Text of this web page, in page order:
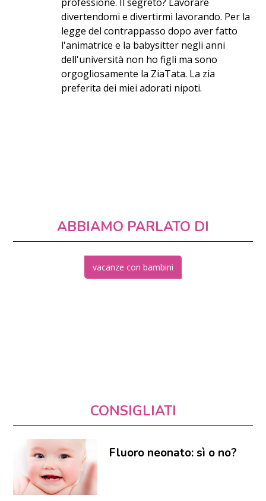
divertendomi e divertirmi lavorando. Per la
legge del contrappasso dopo aver fatto
l'animatrice e la babysitter negli anni
dell'università non ho figli ma sono
orgogliosamente la ZiaTata. La zia
preferita dei miei adorati nipoti.
ABBIAMO PARLATO DI
vacanze con bambini
CONSIGLIATI
Fluoro neonato: sì o no?